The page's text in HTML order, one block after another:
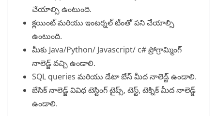
చేయాల్సి ఉంటుంది.
క్లయింట్ మరియు ఇంటర్నల్ టీంతో పని చేయాల్సి
ఉంటుంది.
మీకు Java/Python/ Javascript/ c# ప్రోగ్రామ్మింగ్
నాలెడ్జ్ వచ్చి ఉండాలి.
SQL queries మరియు డేటా బేస్ మీద నాలెడ్జ్ ఉండాలి.
బేసిక్ నాలెడ్జ్ వివిధ టెస్టింగ్ టైప్స్, టెస్ట్, టెక్నిక్ మీద నాలెడ్జ్
ఉండాలి.